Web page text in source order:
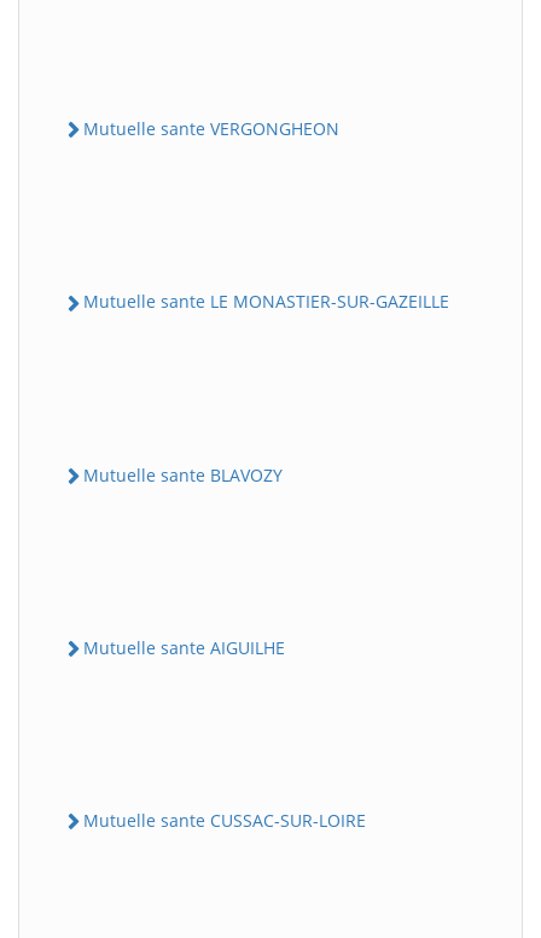
Mutuelle sante VERGONGHEON
Mutuelle sante LE MONASTIER-SUR-GAZEILLE
Mutuelle sante BLAVOZY
Mutuelle sante AIGUILHE
Mutuelle sante CUSSAC-SUR-LOIRE